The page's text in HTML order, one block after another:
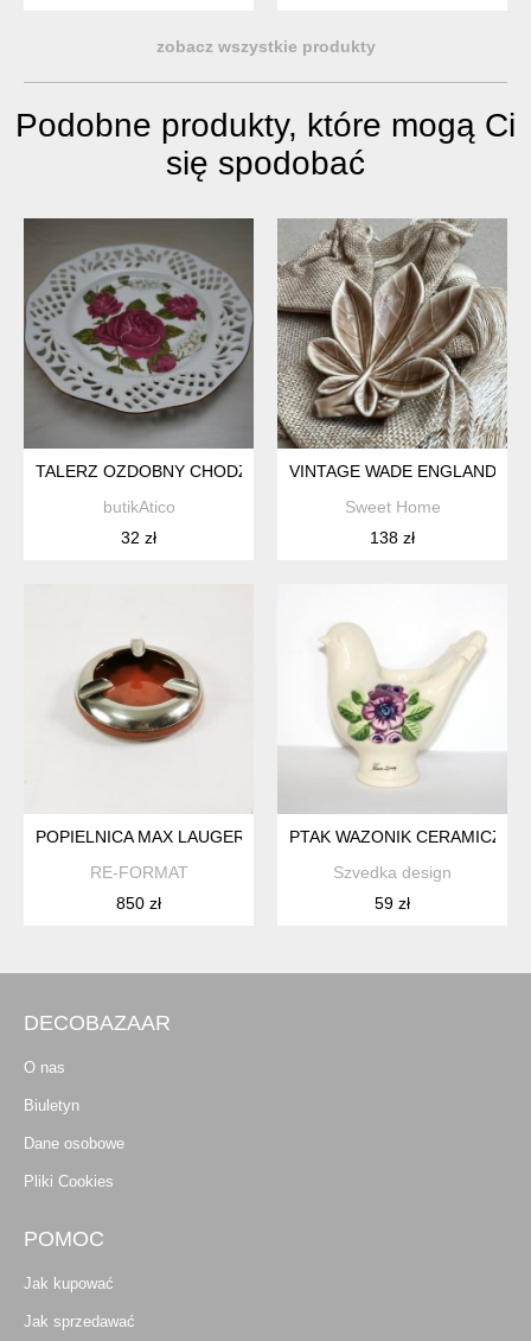
zobacz wszystkie produkty
Podobne produkty, które mogą Ci
się spodobać
TALERZ OZDOBNY CHODZIEŻ *8
butikAtico
32 zł
VINTAGE WADE ENGLAND
Sweet Home
138 zł
POPIELNICA MAX LAUGER, TONWERKE KANDERN, NIEMCY
RE-FORMAT
850 zł
PTAK WAZONIK
Szvedka design
59 zł
DECOBAZAAR
O nas
Biuletyn
Dane osobowe
Pliki Cookies
POMOC
Jak kupować
Jak sprzedawać